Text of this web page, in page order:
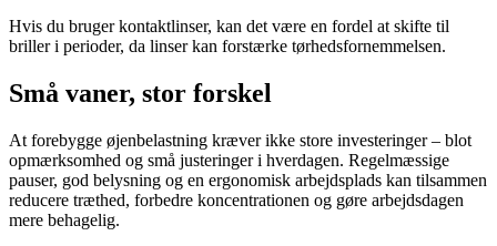
Hvis du bruger kontaktlinser, kan det være en fordel at skifte til
briller i perioder, da linser kan forstærke tørhedsfornemmelsen.
Små vaner, stor forskel
At forebygge øjenbelastning kræver ikke store investeringer – blot
opmærksomhed og små justeringer i hverdagen. Regelmæssige
pauser, god belysning og en ergonomisk arbejdsplads kan tilsammen
reducere træthed, forbedre koncentrationen og gøre arbejdsdagen
mere behagelig.